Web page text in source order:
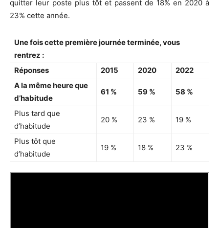
quitter leur poste plus tôt et passent de 18% en 2020 à
23% cette année.
Une fois cette première journée terminée, vous
rentrez :
Réponses
2015 2020
2022
A la même heure que
d’habitude
61 % 59 % 58 %
Plus tard que
d’habitude
20 % 23 % 19 %
Plus tôt que
d’habitude
19 % 18 % 23 %